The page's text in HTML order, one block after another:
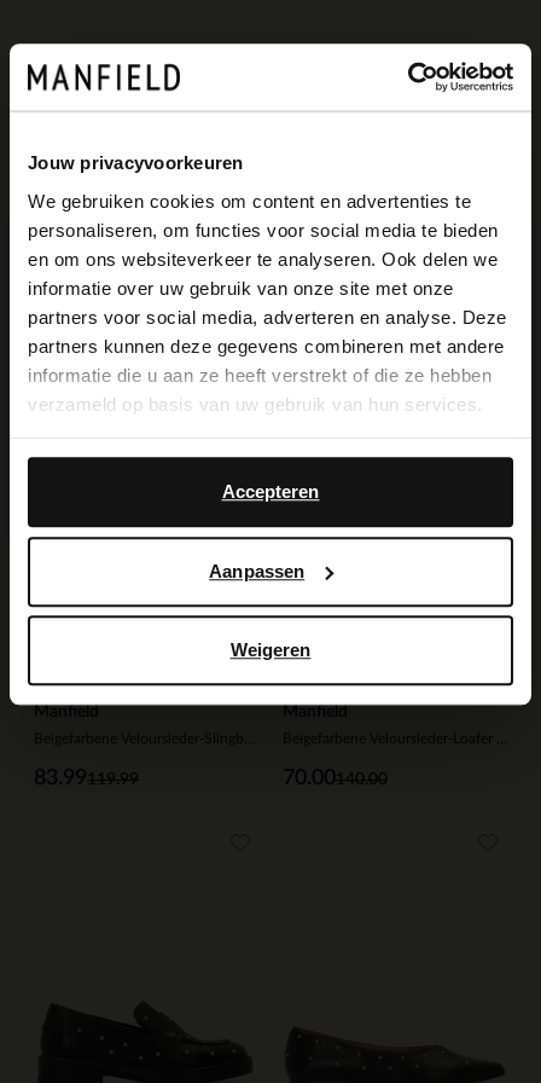
Jouw privacyvoorkeuren
We gebruiken cookies om content en advertenties te
personaliseren, om functies voor social media te bieden
en om ons websiteverkeer te analyseren. Ook delen we
informatie over uw gebruik van onze site met onze
partners voor social media, adverteren en analyse. Deze
partners kunnen deze gegevens combineren met andere
informatie die u aan ze heeft verstrekt of die ze hebben
verzameld op basis van uw gebruik van hun services.
Accepteren
Aanpassen
Weigeren
Manfield
Braune Leder-Loafer mit silberfarbenen Nieten
Manfield
Offwhite Ledersandalen mit Nieten
40.00
119.99
83.99
-30%
140.00
70.00
-50%
×
View this website in English?
It looks like your language isn't Dutch. Would
you like to switch to English?
English